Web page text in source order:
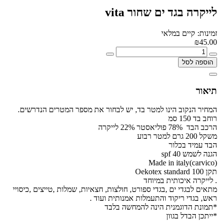
לייקרה בגד ים שחור vita
זמינות: קיים במלאי
₪45.00
הוספה לסל
תיאור
המחיר הנקוב הינו למטר בד, יש לבחור את מספר המטרים הנדרשים.
רוחב בד 150 סמ
הרכב הבד 78% פוליאסטר 22% לייקרה
משקל 200 גרם למטר רבוע
הבד עמיד בכלור
הגנה לשמש spf 40
Made in italy(carvico)
תקן Oekotex standard 100
. לייקרה איכותית במיוחד
מתאים לבגדי ים ,בגדי ספורט, חולצות, חצאיות, שמלות ,טייצים ,כיסויי
ראש, בגדי ריקוד והתעמלות אמנותית ועוד .
*תמונת הדוגמנית הינה להמחשה בלבד
*ייתכן הבדל בגוון